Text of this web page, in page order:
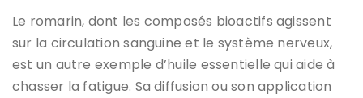
Le romarin, dont les composés bioactifs agissent
sur la circulation sanguine et le système nerveux,
est un autre exemple d’huile essentielle qui aide à
chasser la fatigue. Sa diffusion ou son application